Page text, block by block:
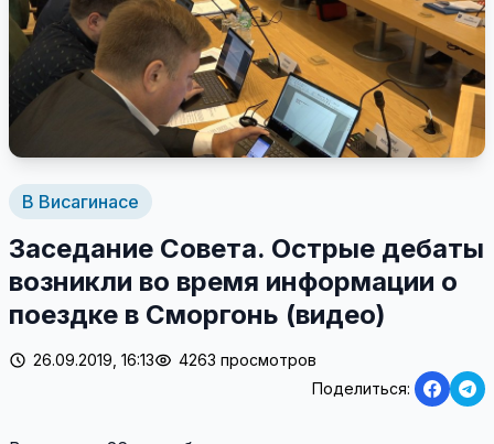
В Висагинасе
Заседание Совета. Острые дебаты
возникли во время информации о
поездке в Сморгонь (видео)
26.09.2019, 16:13
4263 просмотров
Поделиться: